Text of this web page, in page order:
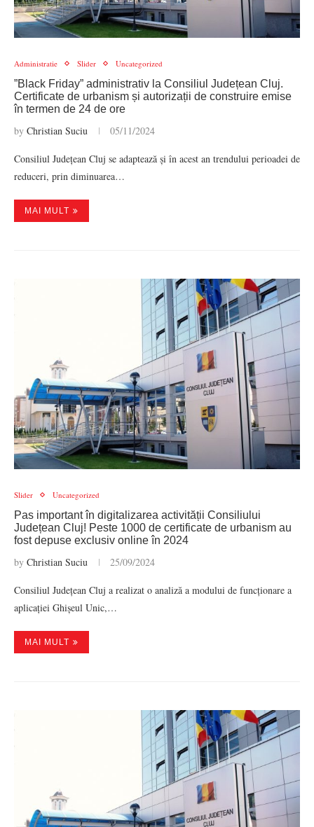
Administratie Slider Uncategorized
”Black Friday” administrativ la Consiliul Județean Cluj.
Certificate de urbanism și autorizații de construire emise
în termen de 24 de ore
by Christian Suciu 05/11/2024
Consiliul Județean Cluj se adaptează și în acest an trendului perioadei de
reduceri, prin diminuarea…
MAI MULT
Slider Uncategorized
Pas important în digitalizarea activității Consiliului
Județean Cluj! Peste 1000 de certificate de urbanism au
fost depuse exclusiv online în 2024
by Christian Suciu 25/09/2024
Consiliul Județean Cluj a realizat o analiză a modului de funcționare a
aplicației Ghișeul Unic,…
MAI MULT